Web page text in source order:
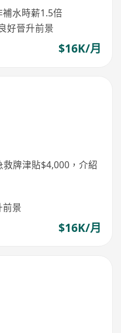
水時薪1.5倍
好晉升前景
$16K/月
牌津貼$4,000，介紹
景
$16K/月